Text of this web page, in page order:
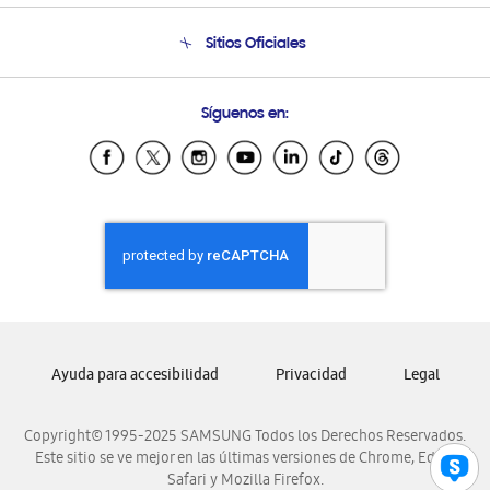
Soporte vía eMail
Sitios Oficiales
Samsung Ecuador
Samsung El Salvador
Samsung Honduras
Samsung Nicaragua
Samsung Panamá
Samsung Venezuela
Síguenos en:
Copyright© 1995-2025 SAMSUNG Todos los Derechos Reservados.
Este sitio se ve mejor en las últimas versiones de Chrome, Edge,
Safari y Mozilla Firefox.
Ayuda para accesibilidad Privacidad Legal